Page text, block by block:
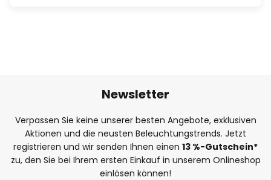
Newsletter
Verpassen Sie keine unserer besten Angebote, exklusiven
Aktionen und die neusten Beleuchtungstrends. Jetzt
registrieren und wir senden Ihnen einen 13 %-Gutschein*
zu, den Sie bei Ihrem ersten Einkauf in unserem Onlineshop
einlösen können!